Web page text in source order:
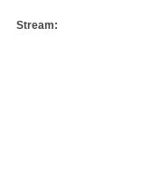
Stream: